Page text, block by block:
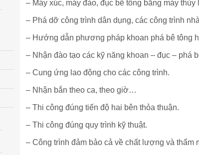
– Máy xúc, máy đào, đục bê tông bằng máy thủy
– Phá dỡ công trình dân dụng, các công trình
– Hướng dẫn phương pháp khoan phá bê tông
– Nhận đào tạo các kỹ năng khoan – đục – phá
– Cung ứng lao động cho các công trình.
– Nhận bắn theo ca, theo giờ…
– Thi công đúng tiến độ hai bên thỏa thuận.
– Thi công đúng quy trình kỹ thuật.
– Công trình đảm bảo cả về chất lượng và thẩm